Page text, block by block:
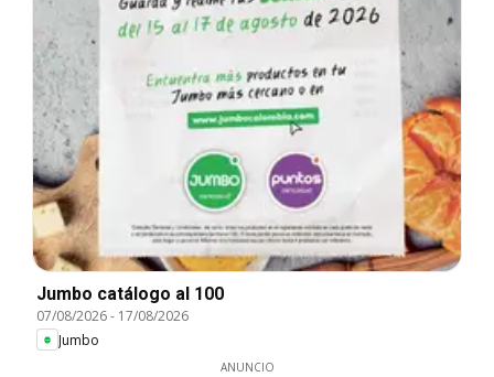
Jumbo catálogo al 100
07/08/2026- 17/08/2026
Jumbo
ANUNCIO